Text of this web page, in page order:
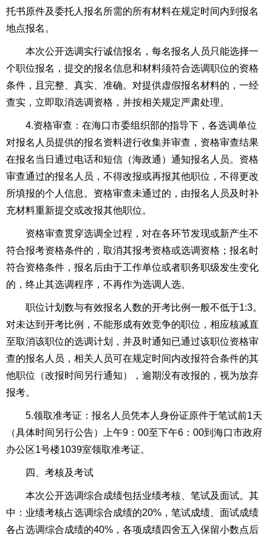
托书原件及委托人报名所需的所有材料在规定时间内到报名
地点报名。
本次公开选调实行诚信报名，每名报名人员只能选择一
个职位报名，提交的报名信息和材料须符合选调职位的资格
条件，且完整、真实、准确。对提供虚假报名材料的，一经
查实，立即取消选调资格，并按相关规定严肃处理。
4.资格审查：在海口市委组织部的指导下，各选调单位
对报名人员提供的报名资料进行收集并审查，资格审查结果
在报名当日通过电话和短信（海政通）通知报名人员。资格
审查通过的报名人员，不得改报或再报其他职位，不得更改
所填报的个人信息。资格审查未通过的，由报名人员及时补
充材料重新提交或改报其他职位。
资格审查贯穿选调全过程，对在各环节发现或新产生不
符合报考资格条件的，取消其报考资格或选调资格；报名时
符合资格条件，报名后由于工作单位或者职务职级发生变化
的，终止其选调程序，不再作为选调人选。
职位计划数与有效报名人数的开考比例一般不低于1:3。
对未达到开考比例，不能形成有效竞争的职位，相应核减直
至取消该职位的选调计划，并及时通知已通过该职位资格审
查的报名人员，相关人员可在规定时间内改报符合条件的其
他职位（改报时间另行通知），逾期没有改报的，视为放弃
报考。
5.领取准考证：报名人员凭本人身份证原件于笔试前1天
（具体时间另行公告）上午9：00至下午6：00到海口市政府
办公区1号楼1039室领取准考证。
四、考核及考试
本次公开选调综合成绩包括业绩考核、笔试及面试。其
中：业绩考核占选调综合成绩的20%，笔试成绩、面试成绩
各占选调综合成绩的40%，各项成绩四舍五入保留小数点后